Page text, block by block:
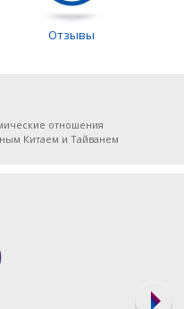
Отзывы
отношения
Китаем и Тайванем